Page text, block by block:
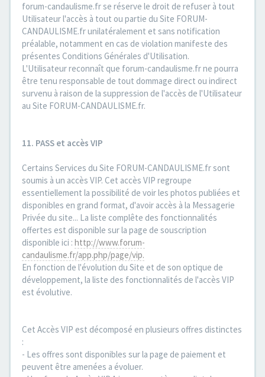
forum-candaulisme.fr se réserve le droit de refuser à tout
Utilisateur l'accès à tout ou partie du Site FORUM-
CANDAULISME.fr unilatéralement et sans notification
préalable, notamment en cas de violation manifeste des
présentes Conditions Générales d'Utilisation.
L'Utilisateur reconnaît que forum-candaulisme.fr ne pourra
être tenu responsable de tout dommage direct ou indirect
survenu à raison de la suppression de l'accès de l'Utilisateur
au Site FORUM-CANDAULISME.fr.
11. PASS et accès VIP
Certains Services du Site FORUM-CANDAULISME.fr sont
soumis à un accès VIP. Cet accès VIP regroupe
essentiellement la possibilité de voir les photos publiées et
disponibles en grand format, d'avoir accès à la Messagerie
Privée du site... La liste complête des fonctionnalités
offertes est disponible sur la page de souscription
disponible ici : http://www.forum-
candaulisme.fr/app.php/page/vip.
En fonction de l'évolution du Site et de son optique de
développement, la liste des fonctionnalités de l'accès VIP
est évolutive.
Cet Accès VIP est décomposé en plusieurs offres distinctes
:
- Les offres sont disponibles sur la page de paiement et
peuvent être amenées a évoluer.